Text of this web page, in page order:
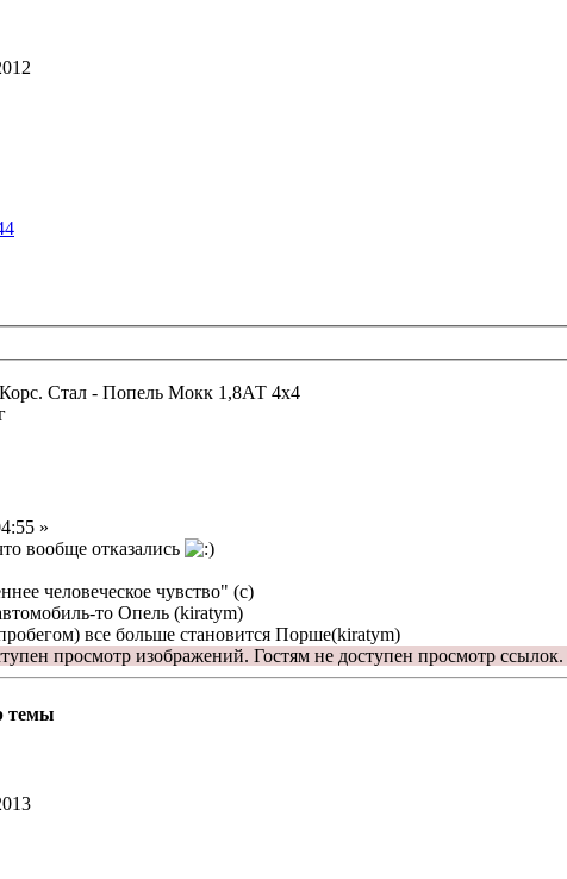
Стал - Попель Мокк 1,8АТ 4х4
»
вообще отказались
человеческое чувство" (с)
то Опель (kiratym)
все больше становится Порше(kiratym)
просмотр изображений. Гостям не доступен просмотр ссылок.